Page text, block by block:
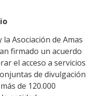
Asociación de Amas
firmado un acuerdo
el acceso a servicios
de divulgación
de 120.000